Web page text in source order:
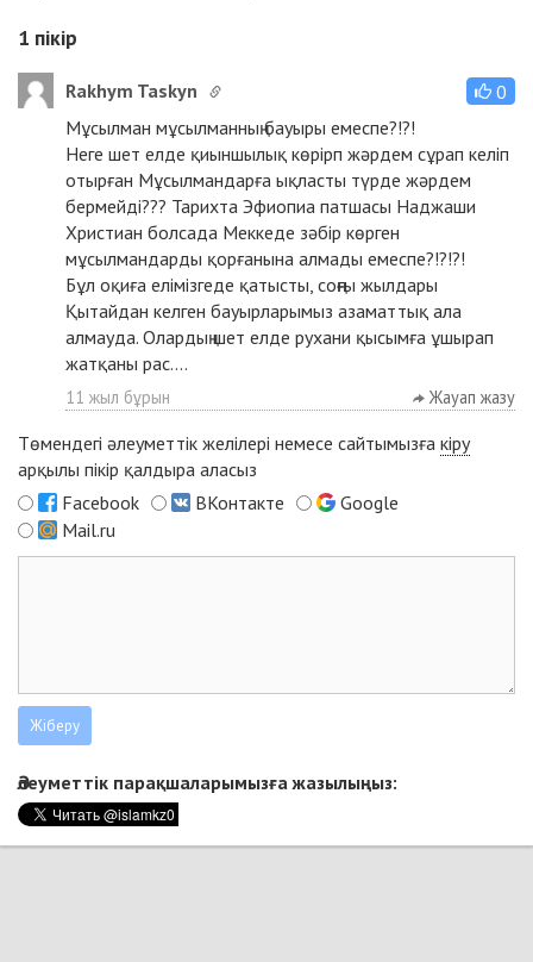
1 пікір
Rakhym Taskyn
0
Мұсылман мұсылманның бауыры емеспе?!?!
Неге шет елде қиыншылық көрірп жәрдем сұрап келіп
отырған Мұсылмандарға ықласты түрде жәрдем
бермейді??? Тарихта Эфиопиа патшасы Наджаши
Христиан болсада Меккеде зәбір көрген
мұсылмандарды қорғанына алмады емеспе?!?!?!
Бұл оқиға елімізгеде қатысты, соңғы жылдары
Қытайдан келген бауырларымыз азаматтық ала
алмауда. Олардың шет елде рухани қысымға ұшырап
жатқаны рас....
11 жыл бұрын Жауап жазу
Төмендегі әлеуметтік желілері немесе сайтымызға кіру
арқылы пікір қалдыра аласыз
Facebook
ВКонтакте
Google
Mail.ru
Әлеуметтік парақшаларымызға жазылыңыз: